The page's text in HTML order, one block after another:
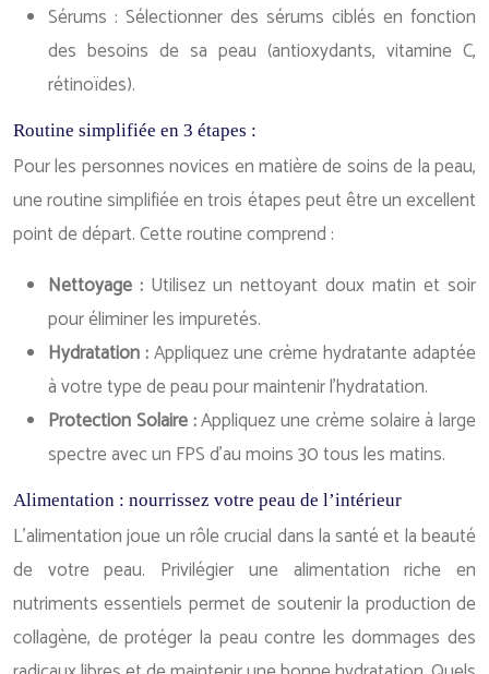
Sérums : Sélectionner des sérums ciblés en fonction
des besoins de sa peau (antioxydants, vitamine C,
rétinoïdes).
Routine simplifiée en 3 étapes :
Pour les personnes novices en matière de soins de la peau,
une routine simplifiée en trois étapes peut être un excellent
point de départ. Cette routine comprend :
Nettoyage : Utilisez un nettoyant doux matin et soir
pour éliminer les impuretés.
Hydratation :Appliquez une crème hydratante adaptée
à votre type de peau pour maintenir l’hydratation.
Protection Solaire :Appliquez une crème solaire à large
spectre avec un FPS d’au moins 30 tous les matins.
Alimentation : nourrissez votre peau de l’intérieur
L’alimentation joue un rôle crucial dans la santé et la beauté
de votre peau. Privilégier une alimentation riche en
nutriments essentiels permet de soutenir la production de
collagène, de protéger la peau contre les dommages des